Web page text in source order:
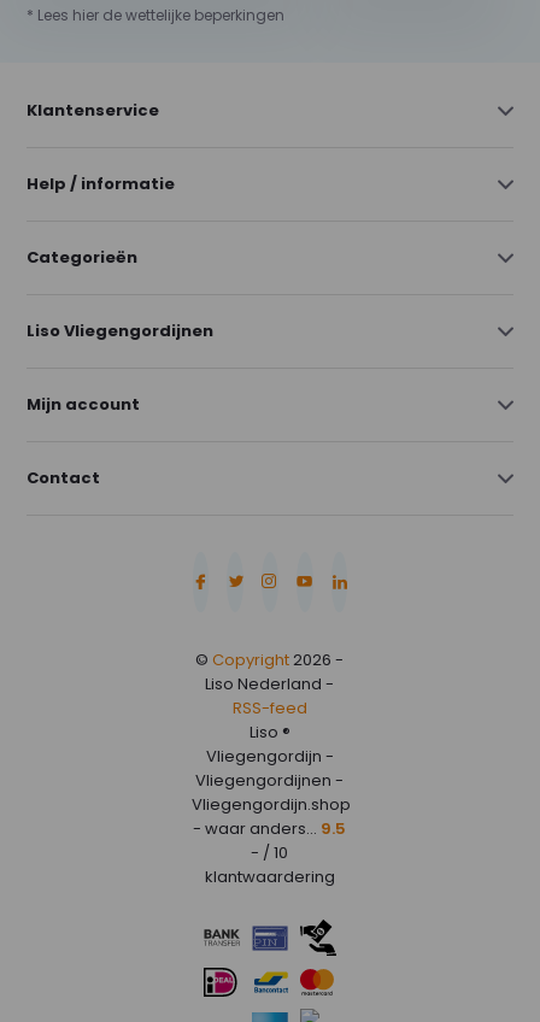
* Lees hier de wettelijke beperkingen
Klantenservice
Help / informatie
Categorieën
Liso Vliegengordijnen
Mijn account
Contact
© Copyright 2026 -
Liso Nederland -
RSS-feed
Liso ®
Vliegengordijn -
Vliegengordijnen -
Vliegengordijn.shop
- waar anders... 9.5
- / 10
klantwaardering